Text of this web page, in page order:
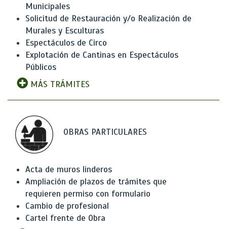
Municipales
Solicitud de Restauración y/o Realización de
Murales y Esculturas
Espectáculos de Circo
Explotación de Cantinas en Espectáculos
Públicos
MÁS TRÁMITES
OBRAS PARTICULARES
Acta de muros linderos
Ampliación de plazos de trámites que
requieren permiso con formulario
Cambio de profesional
Cartel frente de Obra